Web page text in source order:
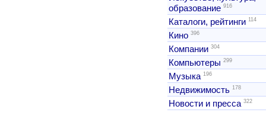
образование 916
Каталоги, рейтинги 114
Кино 396
Компании 304
Компьютеры 299
Музыка 196
Недвижимость 178
Новости и пресса 322